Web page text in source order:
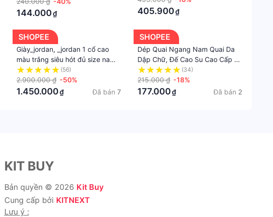
144.000₫ 405.900₫
SHOPEE
Giày_jordan, _jordan 1 cổ cao
màu trắng siêu hót đủ size nam
nữ
(56)
2.900.000 ₫ -50%
1.450.000₫ Đã bán 7
SHOPEE
Dép Quai Ngang Nam Quai Da
Dập Chữ, Đế Cao Su Cao Cấp -
Dép Nam Cao Cấp
(34)
215.000 ₫ -18%
177.000₫ Đã bán 2
KIT BUY
Bản quyền © 2026 Kit Buy
Cung cấp bởi KITNEXT
Lưu ý :